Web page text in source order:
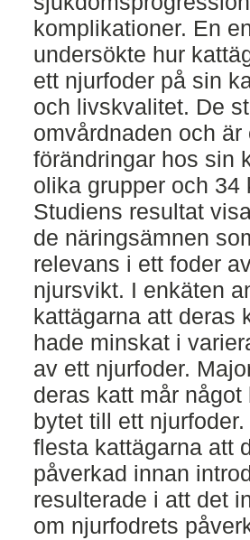
komplikationer. En
undersökte hur
ett njurfoder på sin
och livskvalitet. De
omvårdnaden och
förändringar hos sin
olika grupper och
Studiens resultat
de näringsämnen
relevans i ett foder
njursvikt. I enkäten
kattägarna att deras
hade minskat i
av ett njurfoder.
deras katt mår
bytet till ett
flesta kattägarna att
påverkad innan
resulterade i att det
om njurfodrets